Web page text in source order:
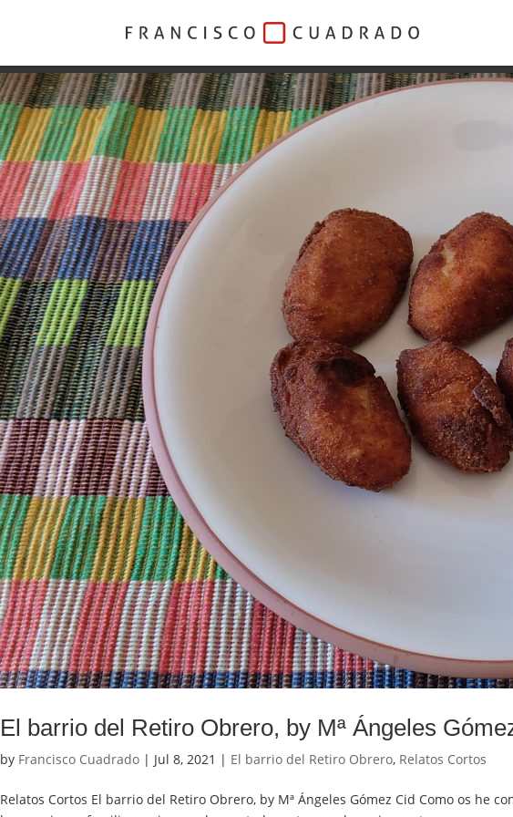
El barrio del Retiro Obrero, by Mª Ángeles
by Francisco Cuadrado | Jul 8, 2021 | El barrio del Retiro Obrero, Relatos Cortos
Relatos Cortos El barrio del Retiro Obrero, by Mª Ángeles Gómez Cid Como os